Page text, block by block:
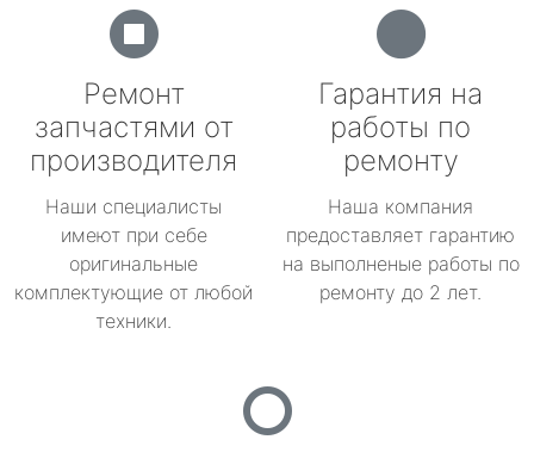
Ремонт
запчастями от
производителя
Наши специалисты
имеют при себе
оригинальные
комплектующие от любой
техники.
Гарантия на
работы по
ремонту
Наша компания
предоставляет гарантию
на выполненые работы по
ремонту до 2 лет.